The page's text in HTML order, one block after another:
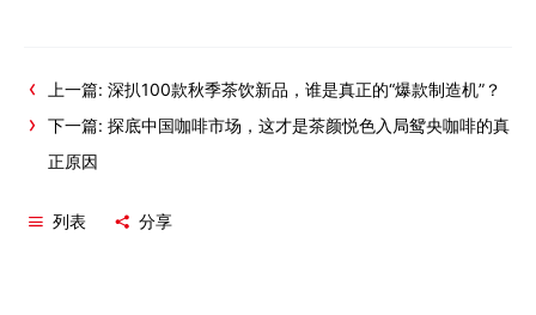
上一篇: 深扒100款秋季茶饮新品，谁是真正的“爆款制造机”？
下一篇: 探底中国咖啡市场，这才是茶颜悦色入局鸳央咖啡的真
正原因
列表 分享